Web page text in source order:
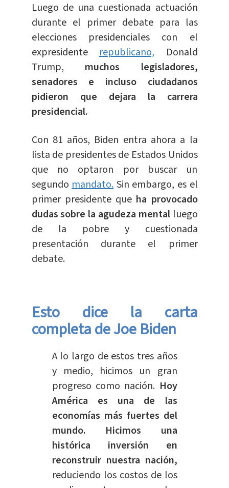
Luego de una cuestionada actuación
durante el primer debate para las
elecciones presidenciales con el
expresidente republicano, Donald
Trump, muchos legisladores,
senadores e incluso ciudadanos
pidieron que dejara la carrera
presidencial.
Con 81 años, Biden entra ahora a la
lista de presidentes de Estados Unidos
que no optaron por buscar un
segundomandato. Sin embargo, es el
primer presidente que ha provocado
dudas sobre la agudeza mentalluego
de la pobre y cuestionada
presentación durante el primer
debate.
Esto dice la carta
completa de Joe Biden
A lo largo de estos tres años
y medio, hicimos un gran
progreso como nación. Hoy
América es una de las
economías más fuertes del
mundo. Hicimos una
histórica inversión en
reconstruir nuestra nación,
reduciendo los costos de los